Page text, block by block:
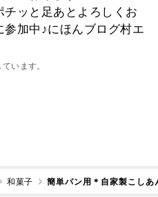
ッと足あとよろしくお
加中♪にほんブログ村エ
います。
和菓子 簡単パン用＊自家製こしあ